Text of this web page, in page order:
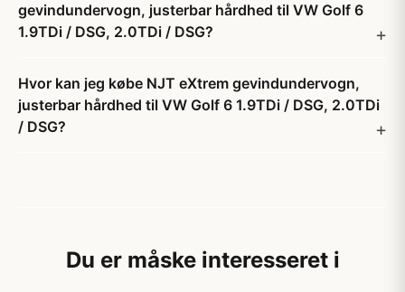
gevindundervogn, justerbar hårdhed til VW Golf 6
1.9TDi / DSG, 2.0TDi / DSG?
Hvor kan jeg købe NJT eXtrem gevindundervogn,
justerbar hårdhed til VW Golf 6 1.9TDi / DSG, 2.0TDi
/ DSG?
Du er måske interesseret i